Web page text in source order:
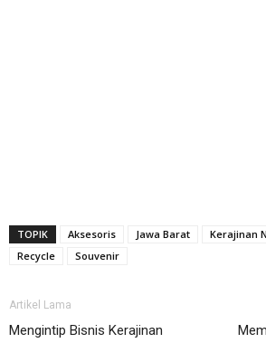
TOPIK Aksesoris Jawa Barat Kerajinan
Recycle
Souvenir
Artikel Lama
Mengintip Bisnis Kerajinan